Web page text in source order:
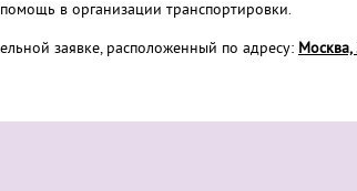
в организации транспортировки.
заявке, расположенный по адресу: Москва,